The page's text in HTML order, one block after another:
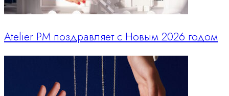
Atelier PM поздравляет с Новым 2026 годом